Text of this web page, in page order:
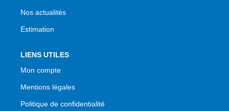
Nos actualités
Estimation
LIENS UTILES
Mon compte
Mentions légales
Politique de confidentialité